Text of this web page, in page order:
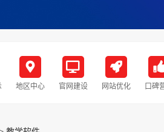
地区中心 官网建设 网站优化 口碑